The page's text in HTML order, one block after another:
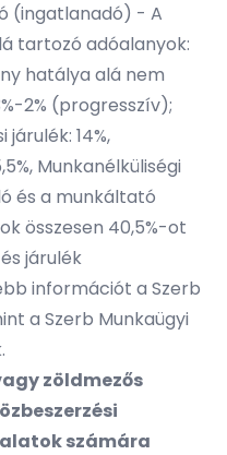
(ingatlanadó) - A
tartozó adóalanyok:
hatálya alá nem
2% (progresszív);
14%,
Munkanélküliségi
és a munkáltató
összesen 40,5%-ot
járulék
információt a Szerb
a Szerb Munkaügyi
zöldmezős
számára